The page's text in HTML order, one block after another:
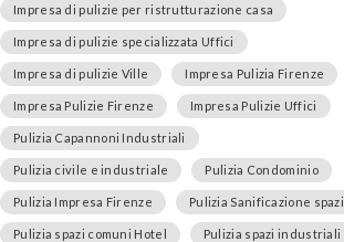
Impresa di pulizie per ristrutturazione casa
Impresa di pulizie specializzata Uffici
Impresa di pulizie Ville Impresa Pulizia Firenze
Impresa Pulizie Firenze Impresa Pulizie Uffici
Pulizia Capannoni Industriali
Pulizia civile e industriale Pulizia Condominio
Pulizia Impresa Firenze Pulizia Sanificazione spazi
Pulizia spazi comuni Hotel Pulizia spazi industriali